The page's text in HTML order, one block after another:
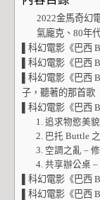
2022金馬奇幻
氣龐克、80年
▌科幻電影《巴西
▌科幻電影《巴西
▌科幻電影《巴西
子，聽著的那首歌
▌科幻電影《巴西
1. 追求物慾美
2. 巴托 Buttle
3. 空調之亂 –
4. 共享辦公桌
▌科幻電影《巴西
▌科幻電影《巴西